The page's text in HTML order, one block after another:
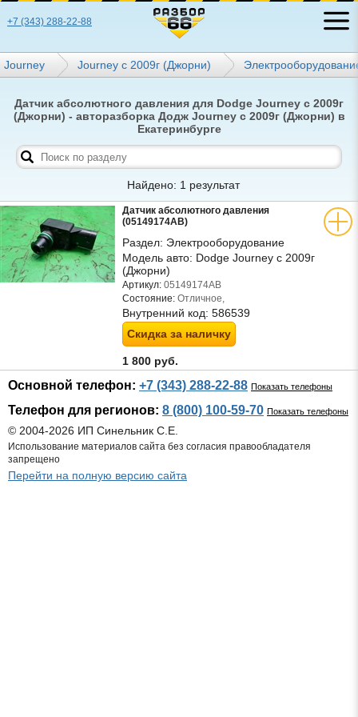
+7 (343) 288-22-88
Journey Journey с 2009г (Джорни)
Датчик абсолютного давления для Dodge Journey с 2009г
(Джорни) - авторазборка Додж Journey с 2009г (Джорни) в
Екатеринбурге
Найдено: 1 результат
Датчик абсолютного давления
(05149174AB)
Раздел: Электрооборудование
Модель авто: Dodge Journey с 2009г
(Джорни)
Артикул: 05149174AB
Состояние: Отличное,
Внутренний код: 586539
Скидка за наличку
1 800 руб.
Основной телефон: +7 (343) 288-22-88 Показать телефоны
Телефон для регионов: 8 (800) 100-59-70 Показать телефоны
© 2004-2026 ИП Синельник С.Е.
Использование материалов сайта без согласия правообладателя
запрещено
Перейти на полную версию сайта